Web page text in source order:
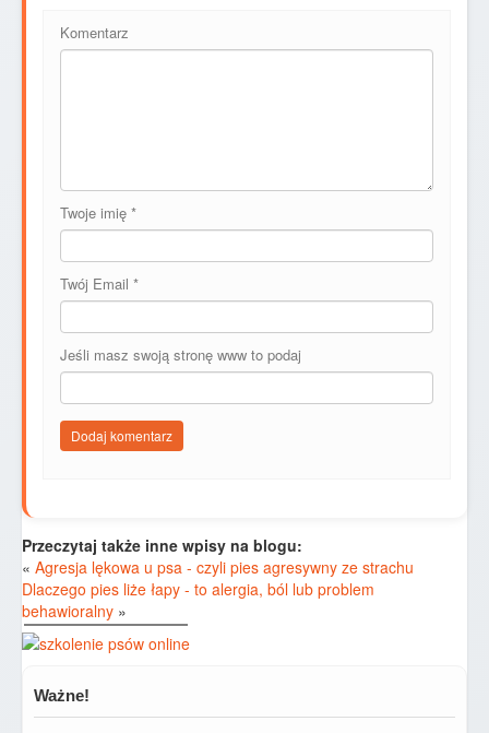
Komentarz
Twoje imię *
Twój Email *
Jeśli masz swoją stronę www to podaj
Przeczytaj także inne wpisy na blogu:
« Agresja lękowa u psa - czyli pies agresywny ze strachu
Dlaczego pies liże łapy - to alergia, ból lub problem
behawioralny »
Ważne!